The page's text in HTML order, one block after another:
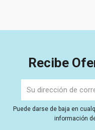
Recibe
Puede darse de baja en
información